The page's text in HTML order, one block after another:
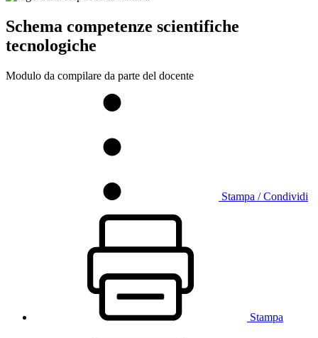
Schema competenze scientifiche
tecnologiche
Modulo da compilare da parte del docente
Stampa / Condividi
Stampa